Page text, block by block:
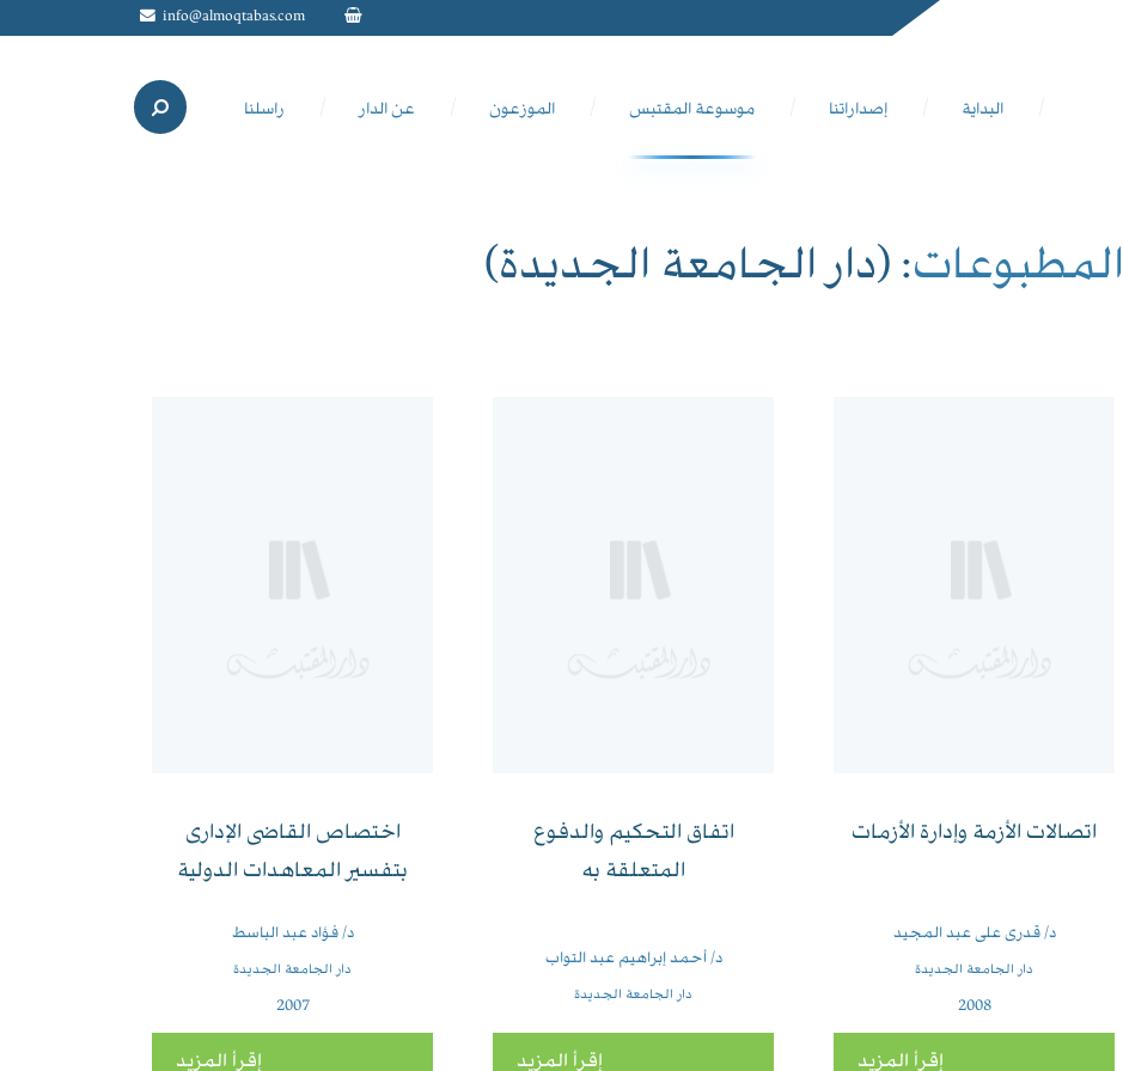
info@almoqtabas.com
البداية إصداراتنا موسوعة المقتبس الموزعون عن الدار راسلنا
المطبوعات: (دار الجامعة الجديدة)
اتصالات الأزمة وإدارة الأزمات
د/ قدرى على عبد المجيد
دار الجامعة الجديدة
2008
إقرأ المزيد
اتفاق التحكيم والدفوع
المتعلقة به
د/ أحمد إبراهيم عبد التواب
دار الجامعة الجديدة
إقرأ المزيد
اختصاص القاضى الإدارى
بتفسير المعاهدات الدولية
د/ فؤاد عبد الباسط
دار الجامعة الجديدة
2007
إقرأ المزيد